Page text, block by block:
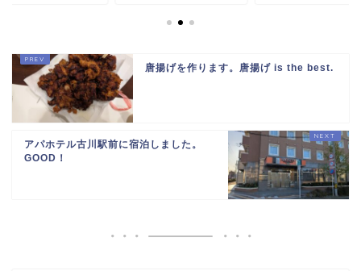
唐揚げを作ります。唐揚げ is the best.
アパホテル古川駅前に宿泊しました。
GOOD！